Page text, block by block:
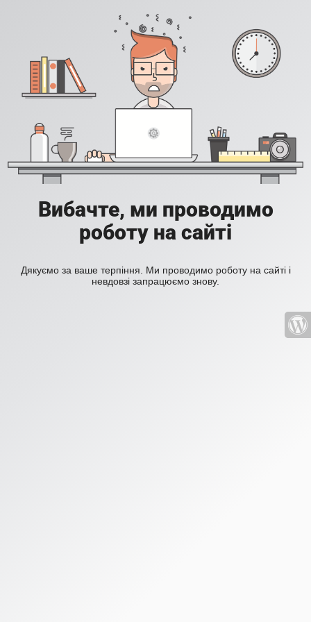
Вибачте, ми проводимо
роботу на сайті
Дякуємо за ваше терпіння. Ми проводимо роботу на сайті і
невдовзі запрацюємо знову.